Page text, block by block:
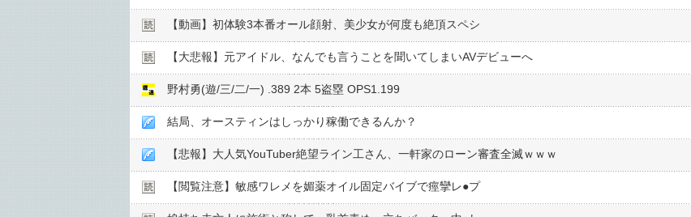
【動画】初体験3本番オール顔射、美少女が何度も絶頂スペシ
【大悲報】元アイドル、なんでも言うことを聞いてしまいAVデビューへ
野村勇(遊/三/二/一) .389 2本 5盗塁 OPS1.199
結局、オースティンはしっかり稼働できるんか？
【悲報】大人気YouTuber絶望ライン工さん、一軒家のローン審査全滅ｗｗｗ
【閲覧注意】敏感ワレメを媚薬オイル固定バイブで痙攣レ●︎プ